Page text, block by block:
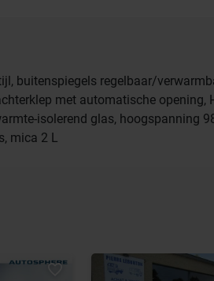
buitenspiegels regelbaar/
met automatische opening,
isolerend glas, hoogspanning
mica 2 L